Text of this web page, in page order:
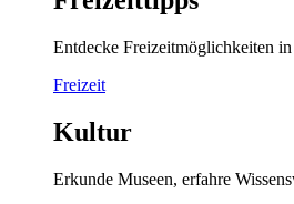
Entdecke Freizeitmöglichkeiten in
Freizeit
Kultur
Erkunde Museen, erfahre